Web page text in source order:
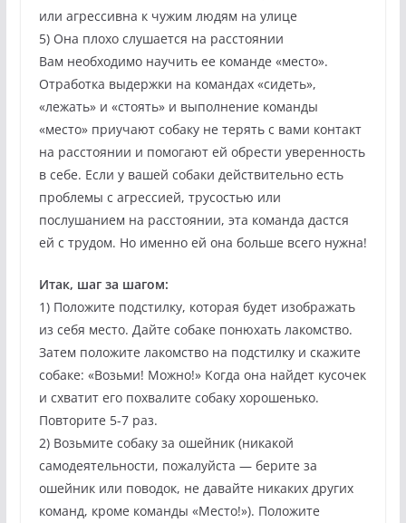
или агрессивна к чужим людям на улице
5) Она плохо слушается на расстоянии
Вам необходимо научить ее команде «место».
Отработка выдержки на командах «сидеть»,
«лежать» и «стоять» и выполнение команды
«место» приучают собаку не терять с вами контакт
на расстоянии и помогают ей обрести уверенность
в себе. Если у вашей собаки действительно есть
проблемы с агрессией, трусостью или
послушанием на расстоянии, эта команда дастся
ей с трудом. Но именно ей она больше всего нужна!
Итак, шаг за шагом:
1) Положите подстилку, которая будет изображать
из себя место. Дайте собаке понюхать лакомство.
Затем положите лакомство на подстилку и скажите
собаке: «Возьми! Можно!» Когда она найдет кусочек
и схватит его похвалите собаку хорошенько.
Повторите 5-7 раз.
2) Возьмите собаку за ошейник (никакой
самодеятельности, пожалуйста — берите за
ошейник или поводок, не давайте никаких других
команд, кроме команды «Место!»). Положите